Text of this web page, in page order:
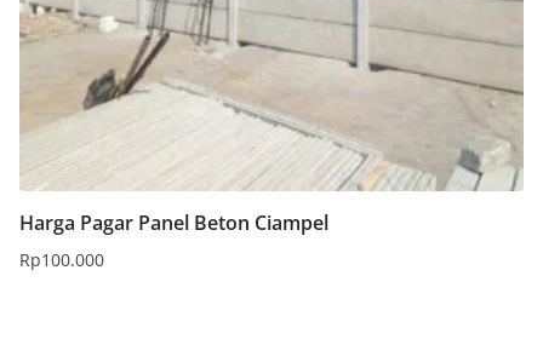
Harga Pagar Panel Beton Ciampel
Rp100.000